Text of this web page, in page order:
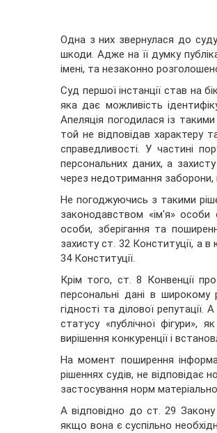
Одна з них звернулася до
шкоди. Адже на її думку
імені, та незаконно
Суд першої інстанції став на
яка дає можливість
Апеляція погодилася із
той не відповідав характеру
справедливості. У частині
персональних даних, а
через недотримання заборони,
Не погоджуючись з такими
законодавством «ім'я» особи
особи, зберігання та
захисту ст. 32 Конституції, а
34 Конституції.
Крім того, ст. 8 Конвенції
персональні дані в широкому
гідності та ділової
статусу «публічної фігури»,
вирішення конкуренції і
На момент поширення
рішеннях судів, не відповідає
застосування норм
А відповідно до ст. 29
якщо вона є суспільно